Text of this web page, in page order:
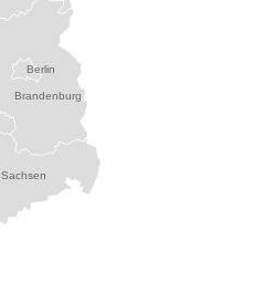
Brandenburg
Sachsen
Berlin